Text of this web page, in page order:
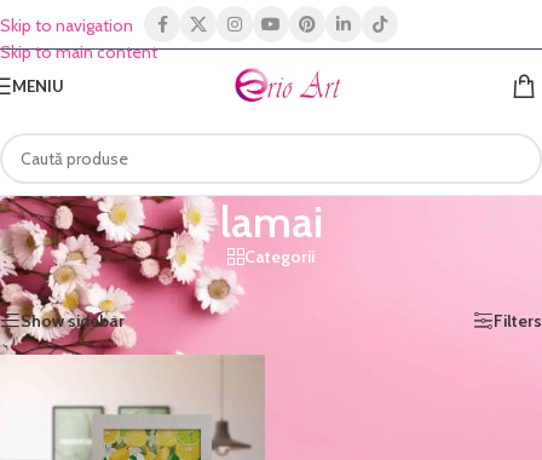
Skip to navigation
Skip to main content
MENIU
lamai
Categorii
Prima pagină/Shop/Produse etichetate „lamai”
Show sidebar
Filters